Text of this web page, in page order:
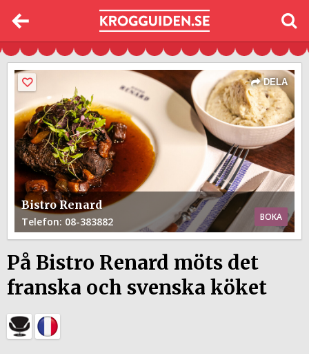
Bistro Renard
Telefon: 08-383882 BOKA
DELA
På Bistro Renard möts det
franska och svenska köket